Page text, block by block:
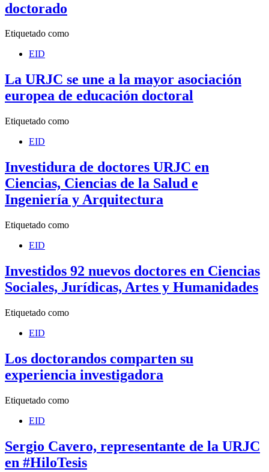
doctorado
Etiquetado como
EID
La URJC se une a la mayor asociación
europea de educación doctoral
Etiquetado como
EID
Investidura de doctores URJC en
Ciencias, Ciencias de la Salud e
Ingeniería y Arquitectura
Etiquetado como
EID
Investidos 92 nuevos doctores en Ciencias
Sociales, Jurídicas, Artes y Humanidades
Etiquetado como
EID
Los doctorandos comparten su
experiencia investigadora
Etiquetado como
EID
Sergio Cavero, representante de la URJC
en #HiloTesis